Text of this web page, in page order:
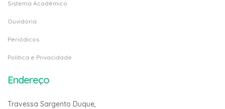
Sistema Acadêmico
Ouvidoria
Periódicos
Politica e Privacidade
Endereço
Travessa Sargento Duque,